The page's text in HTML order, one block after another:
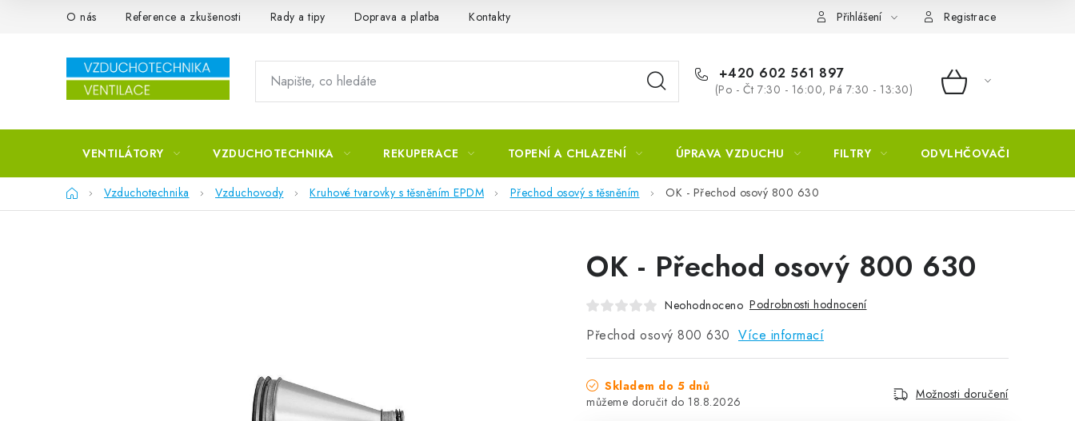
Přejít na obsahO nás Reference a zkušenosti Rady a tipy Doprava a platba Kontakty Přihlášení Registrace
+420 602 561 897
(Po - Čt 7:30 - 16:00, Pá 7:30 - 13:30) NÁKUPNÍ
VENTILÁTORY VZDUCHOTECHNIKA REKUPERACE TOPENÍ A CHLAZENÍ ÚPRAVA VZDUCHU FILTRY ODVLHČOVAČE
DomůVzduchotechnika Vzduchovody Kruhové tvarovky s těsněním EPDM Přechod osový s těsněním OK - Přechod osový 800 630
OK - Přechod osový 800 630
Neohodnoceno Podrobnosti hodnocení
Přechod osový 800 630 Více informací
Skladem do 5 dnů
18.8.2026
Možnosti doručení